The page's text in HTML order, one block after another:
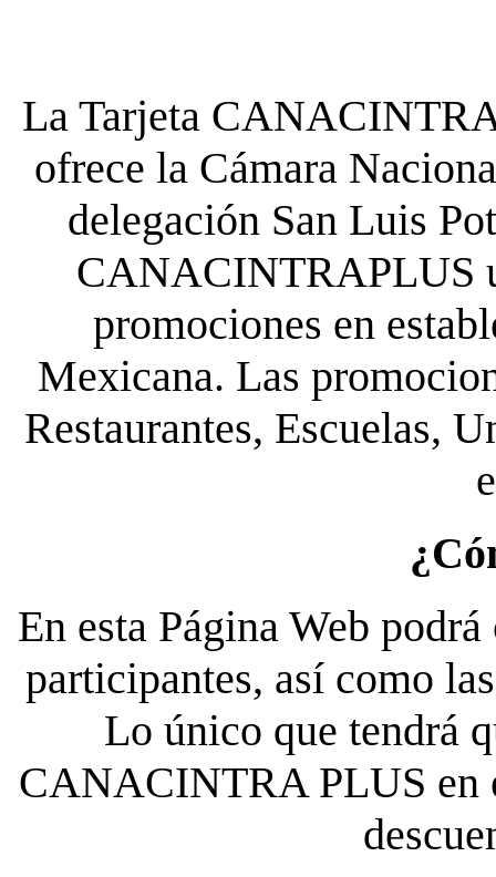
La Tarjeta
ofrece la Cámara
delegación San Luis
CANACINTRAPLUS
promociones en
Mexicana. Las
Restaurantes, Escuelas,
En esta Página Web
participantes, así como
Lo único que tendrá
CANACINTRA PLUS en